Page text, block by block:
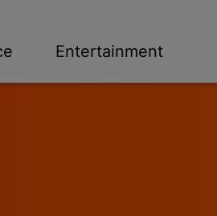
Entertainment